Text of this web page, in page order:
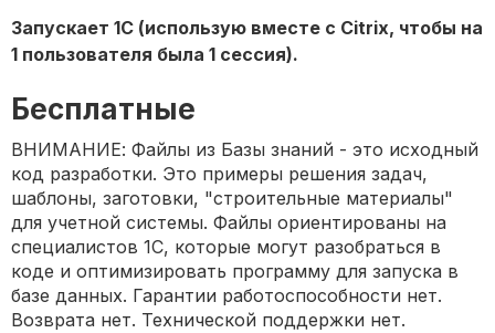
Запускает 1С (использую вместе с Citrix, чтобы на
1 пользователя была 1 сессия).
Бесплатные
ВНИМАНИЕ: Файлы из Базы знаний - это исходный
код разработки. Это примеры решения задач,
шаблоны, заготовки, "строительные материалы"
для учетной системы. Файлы ориентированы на
специалистов 1С, которые могут разобраться в
коде и оптимизировать программу для запуска в
базе данных. Гарантии работоспособности нет.
Возврата нет. Технической поддержки нет.